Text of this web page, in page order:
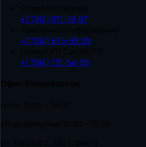
+7 (914) 071-78-87
+7 (914) 675-93-29
+7 (914) 731-54-58